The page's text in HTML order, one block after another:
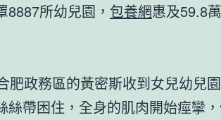
所幼兒園， 包養網惠及59.8
肥政務區的黃密斯收到女兒幼兒
絲帶困住，全身的肌肉開始痙攣